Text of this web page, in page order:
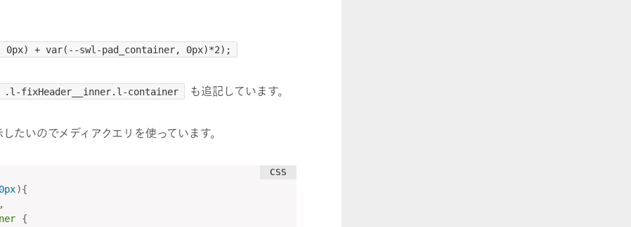
+ var(--swl-pad_container, 0px)*2);
.l-fixHeader__inner.l-container も追記しています。
たいのでメディアクエリを使っています。
){
{